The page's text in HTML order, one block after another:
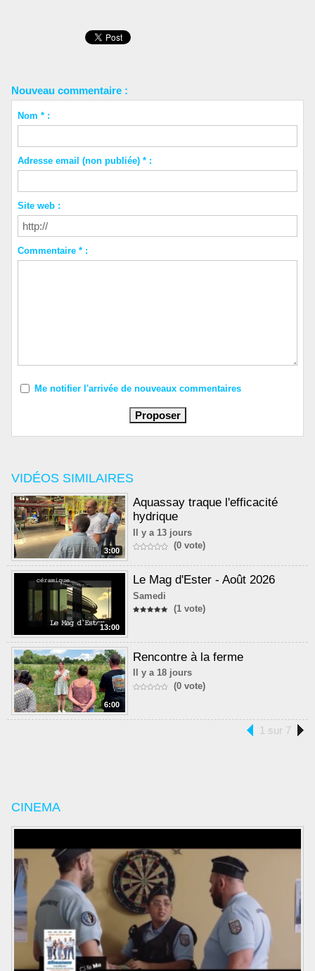
VIDÉOS SIMILAIRES
3:00
Aquassay traque l'efficacité
hydrique
Il y a 13 jours
(0 vote)
13:00
Le Mag d'Ester - Août 2026
Samedi
(1 vote)
6:00
Rencontre à la ferme
Il y a 18 jours
(0 vote)
1 sur 7
CINEMA
Nouveau commentaire :
Nom * :
Adresse email (non publiée) * :
Site web :
Commentaire * :
Me notifier l'arrivée de nouveaux commentaires